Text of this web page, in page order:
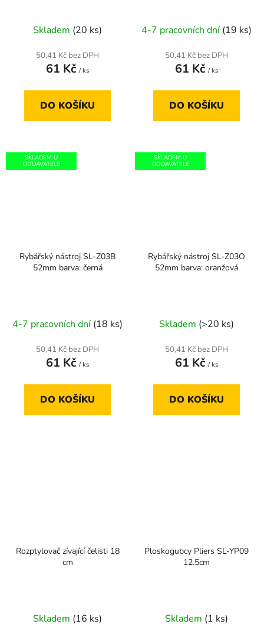
Skladem (20 ks)
50,41 Kč bez DPH
61 Kč / ks
DO KOŠÍKU
4-7 pracovních dní (19 ks)
50,41 Kč bez DPH
61 Kč / ks
DO KOŠÍKU
SKLADEM U
DODAVATELE
Rybářský nástroj SL-Z03B
52mm barva: černá
4-7 pracovních dní (18 ks)
50,41 Kč bez DPH
61 Kč / ks
DO KOŠÍKU
SKLADEM U
DODAVATELE
Rybářský nástroj SL-Z03O
52mm barva: oranžová
Skladem (>20 ks)
50,41 Kč bez DPH
61 Kč / ks
DO KOŠÍKU
Rozptylovač zívající čelisti 18
cm
Skladem (16 ks)
Ploskogubcy Pliers SL-YP09
12.5cm
Skladem (1 ks)